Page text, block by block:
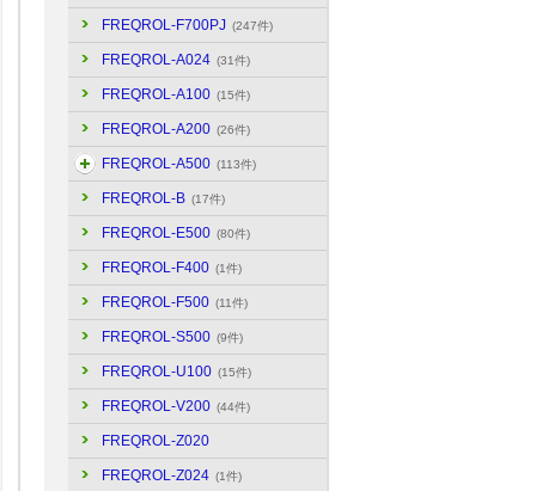
FREQROL-F700PJ (247件)
FREQROL-A024 (31件)
FREQROL-A100 (15件)
FREQROL-A200 (26件)
FREQROL-A500 (113件)
FREQROL-B (17件)
FREQROL-E500 (80件)
FREQROL-F400 (1件)
FREQROL-F500 (11件)
FREQROL-S500 (9件)
FREQROL-U100 (15件)
FREQROL-V200 (44件)
FREQROL-Z020
FREQROL-Z024 (1件)